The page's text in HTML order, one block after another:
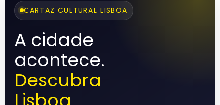
CARTAZ CULTURAL LISBOA
A cidade
acontece.
Descubra